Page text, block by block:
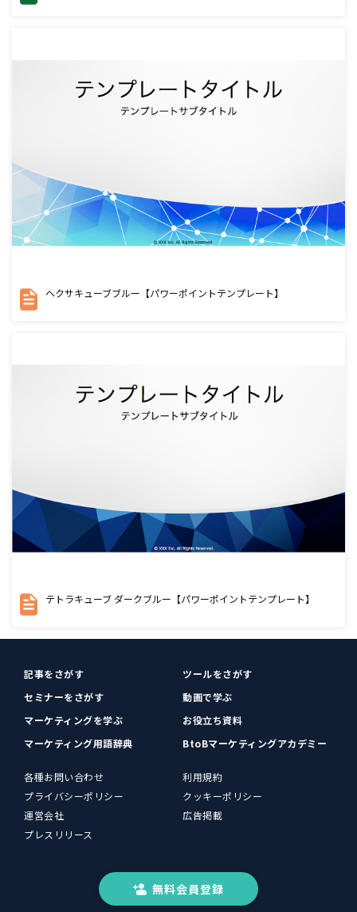
ヘクサキューブブルー【パワーポイントテンプレート】
テトラキューブ ダークブルー【パワーポイントテンプレート】
記事をさがす
ツールをさがす
セミナーをさがす
動画で学ぶ
マーケティングを学ぶ
お役立ち資料
マーケティング用語辞典
BtoBマーケティングアカデミー
各種お問い合わせ
利用規約
プライバシーポリシー
クッキーポリシー
運営会社
広告掲載
プレスリリース
無料会員登録